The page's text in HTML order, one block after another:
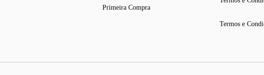
Primeira Compra
Termos e